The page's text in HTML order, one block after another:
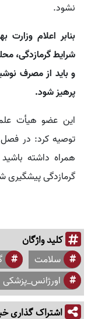
نشود.
بنابر اعلام
شرایط گرمازدگی،
و باید از مصرف
پرهیز شود.
این عضو هیأت
توصیه کرد: در فصل
همراه داشته
گرمازدگی پیشگیری
کلید واژگان
سلامت
اورژانس_پزشکی
اشتراک گذاری